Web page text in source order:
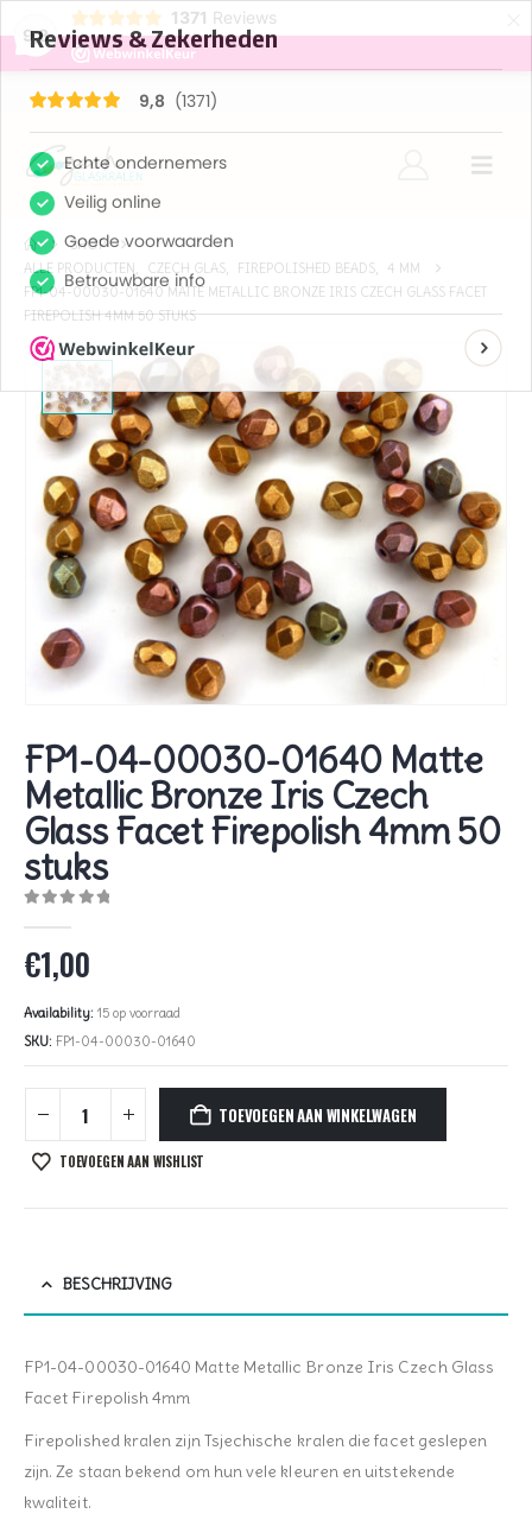
9,8
1371 Reviews ×
SHOP
ALLE PRODUCTEN , CZECH GLAS, FIREPOLISHED BEADS,
4 MM
FP1-04-00030-01640 MATTE METALLIC BRONZE IRIS CZECH GLASS FACET
FIREPOLISH 4MM 50 STUKS
FP1-04-00030-01640 Matte
Metallic Bronze Iris Czech
Glass Facet Firepolish 4mm 50
stuks
€1,00
Availability: 15 op voorraad
SKU: FP1-04-00030-01640
TOEVOEGEN AAN WINKELWAGEN
TOEVOEGEN AAN WISHLIST
BESCHRIJVING
FP1-04-00030-01640 Matte Metallic Bronze Iris Czech Glass
Facet Firepolish 4mm
Firepolished kralen zijn Tsjechische kralen die facet geslepen
zijn. Ze staan bekend om hun vele kleuren en uitstekende
kwaliteit.